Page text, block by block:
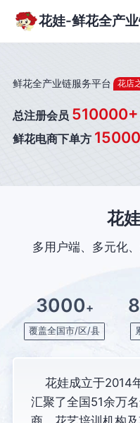
花娃-鲜花全产
鲜花全产业链服务平台 花店
总注册会员 510000+
鲜花电商下单方
花
多用户端、多元化
3000+
覆盖全国市/区/县
花娃成立于2014
汇聚了全国51余万